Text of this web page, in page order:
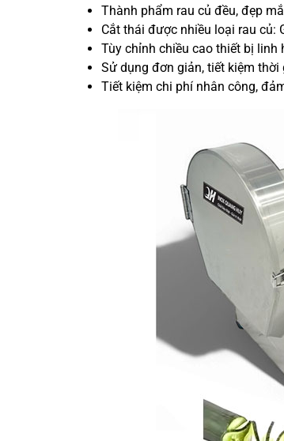
Thành phẩm rau củ đều, đẹp
Cắt thái được nhiều loại rau củ:
Tùy chỉnh chiều cao thiết bị
Sử dụng đơn giản, tiết kiệm thời
Tiết kiệm chi phí nhân công,